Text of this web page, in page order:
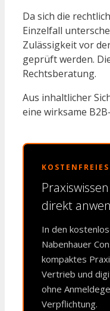
Da sich die
Einzelfall
Zulässigkeit vor
geprüft werden.
Rechtsberatung.
Aus inhaltlicher
eine wirksame
direkt
In den
Nabenhauer
kompaktes
Vertrieb und
ohne
Verpflichtung.